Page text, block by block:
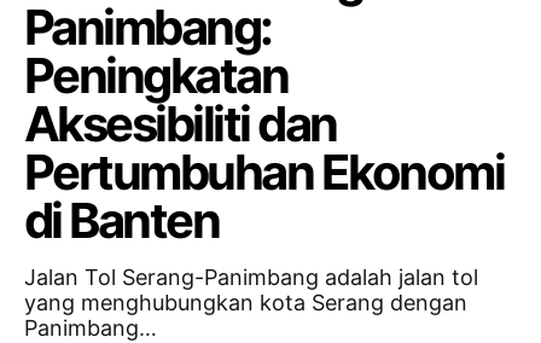
Panimbang:
Peningkatan
Aksesibiliti dan
Pertumbuhan Ekonomi
di Banten
Jalan Tol Serang-Panimbang adalah jalan tol
yang menghubungkan kota Serang dengan
Panimbang…